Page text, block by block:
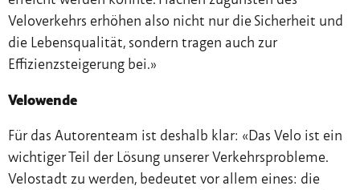
Veloverkehrs erhöhen also nicht nur die Sicherheit und
die Lebensqualität, sondern tragen auch zur
Effizienzsteigerung bei.»
Velowende
Für das Autorenteam ist deshalb klar: «Das Velo ist ein
wichtiger Teil der Lösung unserer Verkehrsprobleme.
Velostadt zu werden, bedeutet vor allem eines: die